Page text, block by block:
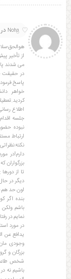
6
Noha در
از تأخیر
می شدند
در حقیقت
پاسخ
خواهر
اطلاع
جلسه
نبوده
ارتباط
دارم!در
دیگر در
اون حد هم
بنده اگر
باشم
نمایم در
در مورد
یدافع عن
وجودی
بزرگان و
شخص طاعن
باشیم نه